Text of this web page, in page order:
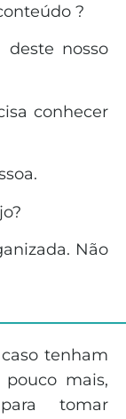
?
nosso
conhecer
Não
tenham
mais,
tomar